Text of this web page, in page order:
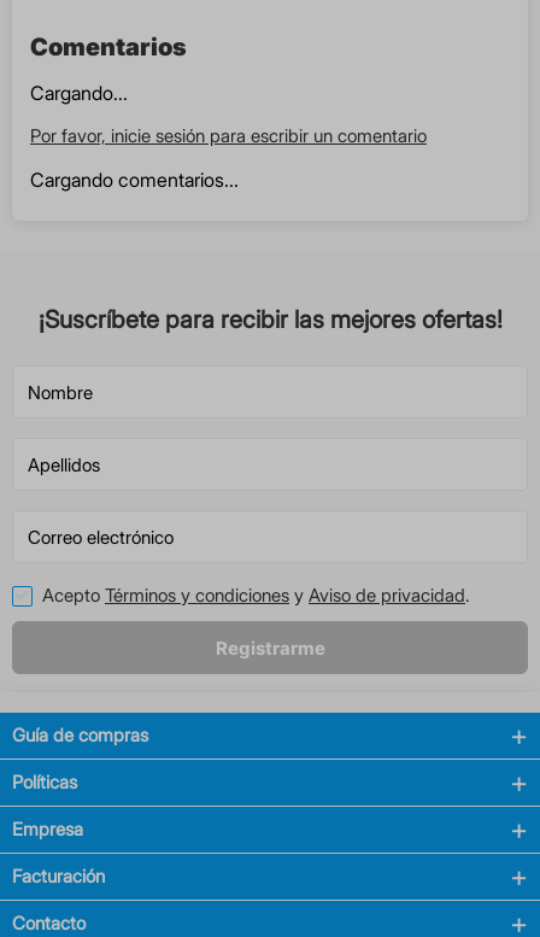
Comentarios
Cargando...
Por favor, inicie sesión para escribir un comentario
Cargando comentarios...
¡Suscríbete para recibir las mejores ofertas!
Acepto Términos y condiciones y Aviso de privacidad.
Registrarme
Guía de compras
Políticas
Empresa
Facturación
Contacto